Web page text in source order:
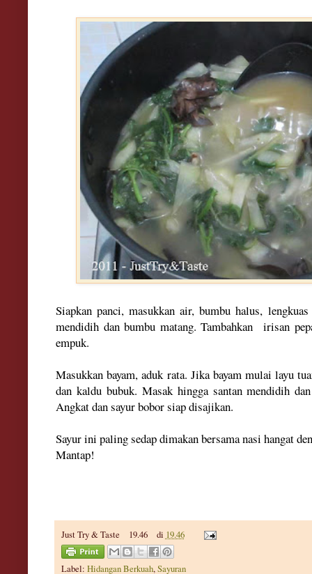
Siapkan panci, masukkan air, bumbu halus,
mendidih dan bumbu matang. Tambahkan irisan
empuk.
Masukkan bayam, aduk rata. Jika bayam mulai layu
dan kaldu bubuk. Masak hingga santan mendidih
Angkat dan sayur bobor siap disajikan.
Sayur ini paling sedap dimakan bersama nasi hangat
Mantap!
Just Try & Taste 19.46 di 19.46
Label: Hidangan Berkuah,Sayuran